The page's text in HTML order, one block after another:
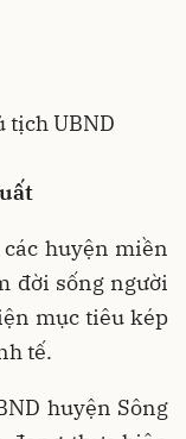
tịch UBND
huyện miền
đời sống người
mục tiêu kép
tế.
huyện Sông